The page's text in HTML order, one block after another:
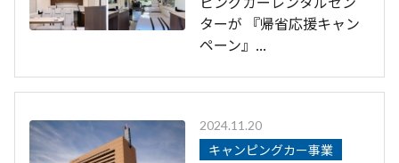
ターが 『帰省応援キャン
ペーン』...
2024.11.20
キャンピングカー事業